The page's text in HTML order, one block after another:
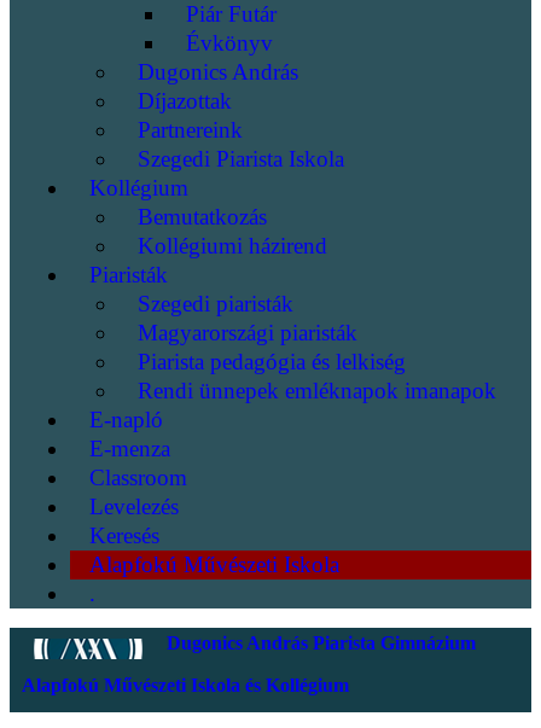
Piár Futár
Évkönyv
Dugonics András
Díjazottak
Partnereink
Szegedi Piarista Iskola
Kollégium
Bemutatkozás
Kollégiumi házirend
Piaristák
Szegedi piaristák
Magyarországi piaristák
Piarista pedagógia és lelkiség
Rendi ünnepek emléknapok imanapok
E-napló
E-menza
Classroom
Levelezés
Keresés
Alapfokú Művészeti Iskola
.
Dugonics András Piarista Gimnázium
Alapfokú Művészeti Iskola és Kollégium